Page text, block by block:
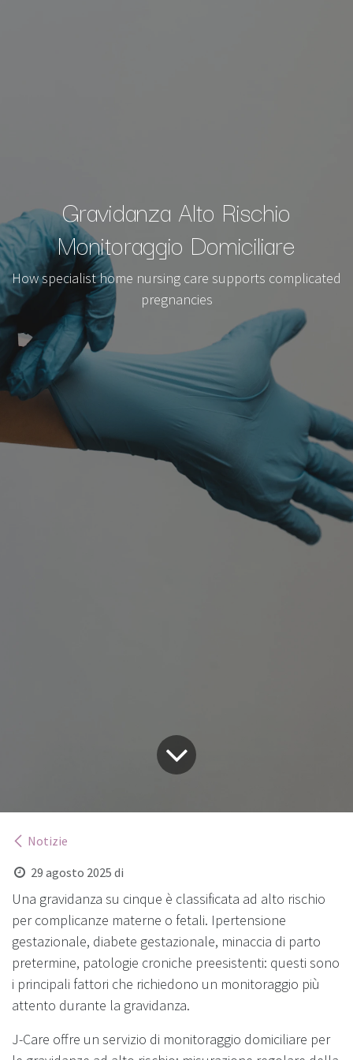
Gravidanza Alto Rischio
Monitoraggio Domiciliare
How specialist home nursing care supports complicated
pregnancies
Notizie
29 agosto 2025 di
Una gravidanza su cinque è classificata ad alto rischio
per complicanze materne o fetali. Ipertensione
gestazionale, diabete gestazionale, minaccia di parto
pretermine, patologie croniche preesistenti: questi sono
i principali fattori che richiedono un monitoraggio più
attento durante la gravidanza.
J-Care offre un servizio di monitoraggio domiciliare per